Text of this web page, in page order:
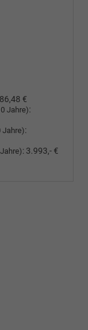
€
Jahre):
Jahre):
: 3.993,- €